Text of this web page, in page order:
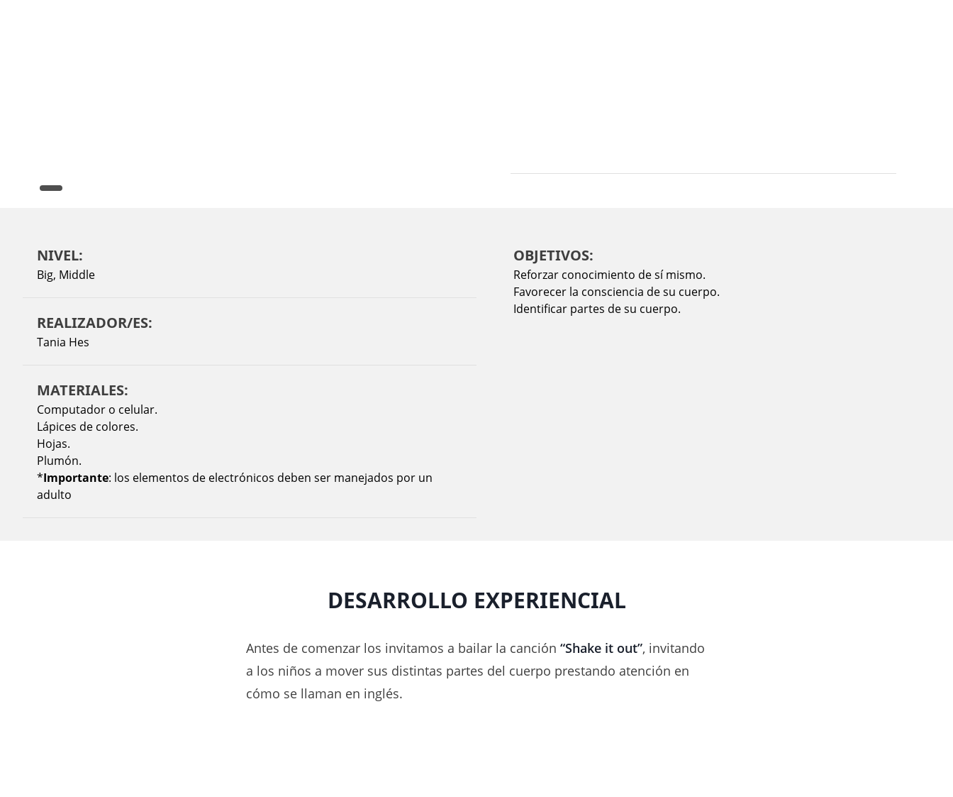
NIVEL:
Big, Middle
REALIZADOR/ES:
Tania Hes
MATERIALES:
Computador o celular.
Lápices de colores.
Hojas.
Plumón.
*Importante: los elementos de electrónicos deben ser manejados por un
adulto
OBJETIVOS:
Reforzar conocimiento de sí mismo.
Favorecer la consciencia de su cuerpo.
Identificar partes de su cuerpo.
DESARROLLO EXPERIENCIAL
Antes de comenzar los invitamos a bailar la canción “Shake it out”, invitando
a los niños a mover sus distintas partes del cuerpo prestando atención en
cómo se llaman en inglés.